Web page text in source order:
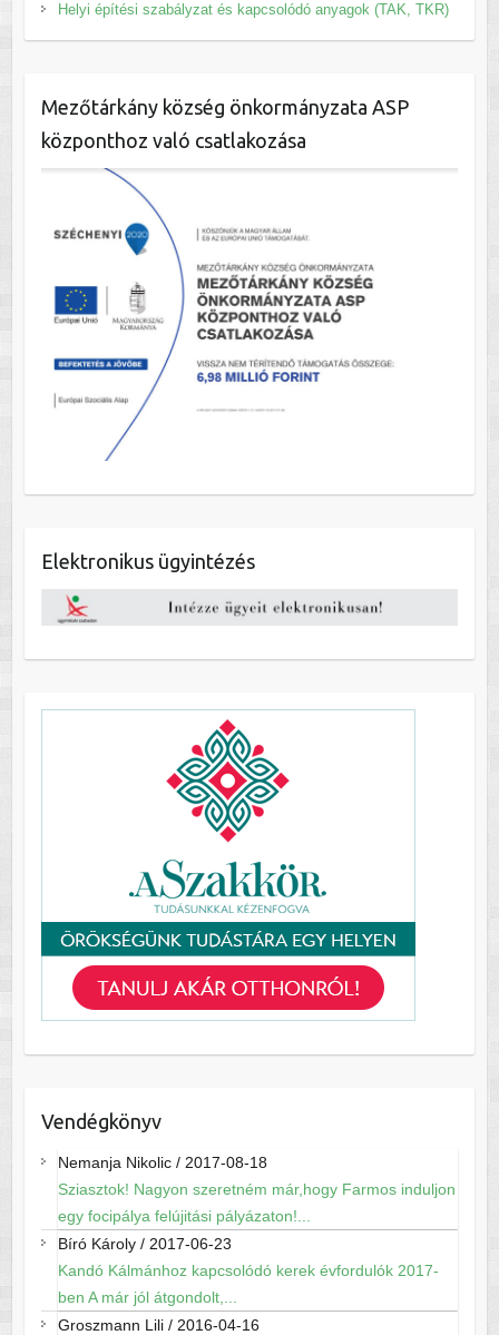
Helyi építési szabályzat és kapcsolódó anyagok (TAK, TKR)
Mezőtárkány község önkormányzata ASP
központhoz való csatlakozása
Elektronikus ügyintézés
Vendégkönyv
Nemanja Nikolic/ 2017-08-18
Sziasztok! Nagyon szeretném már,hogy Farmos induljon
egy focipálya felújitási pályázaton!...
Bíró Károly/ 2017-06-23
Kandó Kálmánhoz kapcsolódó kerek évfordulók 2017-
ben A már jól átgondolt,...
Groszmann Lili/ 2016-04-16